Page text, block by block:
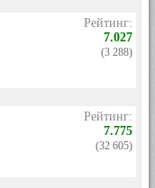
Рейтинг:
7.027
(3 288)
Рейтинг:
7.775
(32 605)